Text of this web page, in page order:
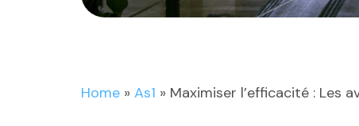
Home » As1 » Maximiser l’efficacité : Les